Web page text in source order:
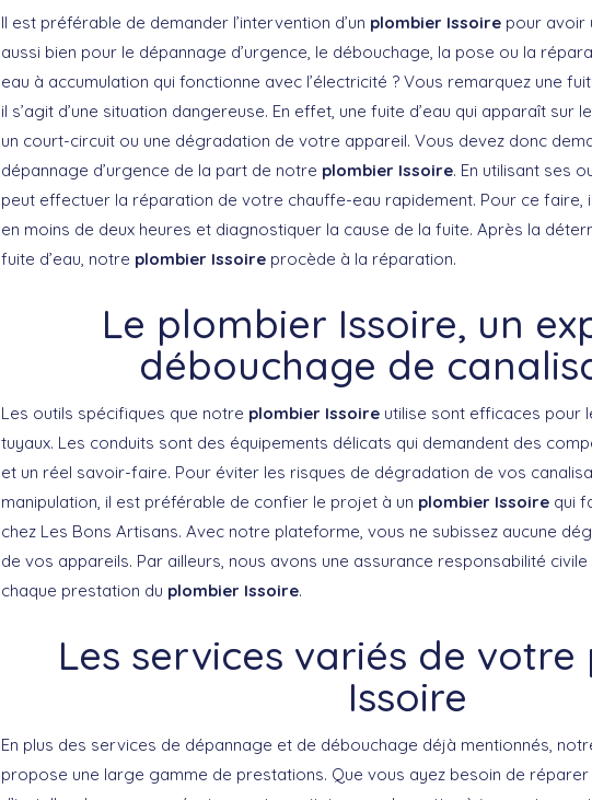
Il est préférable de demander l’intervention d’un plombier Issoire pour avoir
aussi bien pour le dépannage d’urgence, le débouchage, la pose ou la
eau à accumulation qui fonctionne avec l’électricité ? Vous remarquez une
il s’agit d’une situation dangereuse. En effet, une fuite d’eau qui apparaît sur
un court-circuit ou une dégradation de votre appareil. Vous devez donc
dépannage d’urgence de la part de notre plombier Issoire. En utilisant ses
peut effectuer la réparation de votre chauffe-eau rapidement. Pour ce faire,
en moins de deux heures et diagnostiquer la cause de la fuite. Après la
fuite d’eau, notre plombier Issoire procède à la réparation.
Le plombier Issoire, un
débouchage de
Les outils spécifiques que notre plombier Issoire utilise sont efficaces pour
tuyaux. Les conduits sont des équipements délicats qui demandent des
et un réel savoir-faire. Pour éviter les risques de dégradation de vos
manipulation, il est préférable de confier le projet à un plombier Issoire qui
chez Les Bons Artisans. Avec notre plateforme, vous ne subissez aucune
de vos appareils. Par ailleurs, nous avons une assurance responsabilité
chaque prestation du plombier Issoire.
Les services variés de
Issoire
En plus des services de dépannage et de débouchage déjà mentionnés,
propose une large gamme de prestations. Que vous ayez besoin de